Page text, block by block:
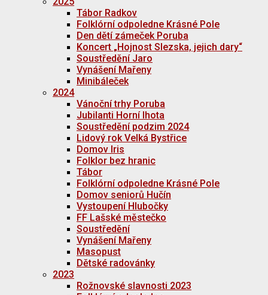
Tábor Radkov
Folklórní odpoledne Krásné Pole
Den dětí zámeček Poruba
Koncert „Hojnost Slezska, jejich dary“
Soustředění Jaro
Vynášení Mařeny
Minibáleček
2024
Vánoční trhy Poruba
Jubilanti Horní lhota
Soustředění podzim 2024
Lidový rok Velká Bystřice
Domov Iris
Folklor bez hranic
Tábor
Folklórní odpoledne Krásné Pole
Domov seniorů Hučín
Vystoupení Hlubočky
FF Lašské městečko
Soustředění
Vynášení Mařeny
Masopust
Dětské radovánky
2023
Rožnovské slavnosti 2023